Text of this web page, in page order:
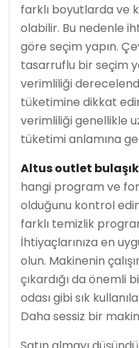
farklı boyutlarda ve
olabilir. Bu nedenle
göre seçim yapın.
tasarruflu bir seçim
verimliliği
tüketimine dikkat
verimliliği genellikle
tüketimi anlamına
Altus outlet
hangi program ve
olduğunu kontrol
farklı temizlik
İhtiyaçlarınıza en
olun. Makinenin
çıkardığı da önemli
odası gibi sık
Daha sessiz bir